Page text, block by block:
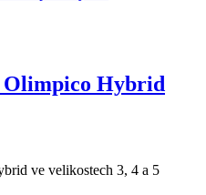
Olimpico Hybrid
ve velikostech 3, 4 a 5